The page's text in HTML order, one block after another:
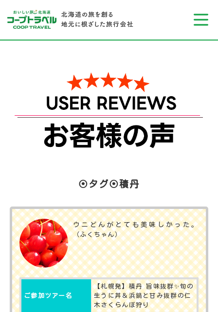
⦿タグ⦿積丹
ウニどんがとても美味しかった。
（ふくちゃん）
ご参加ツアー名
【札幌発】積丹 旨味抜群✨️旬の
生うに丼＆浜鍋と甘み抜群の仁
木さくらんぼ狩り